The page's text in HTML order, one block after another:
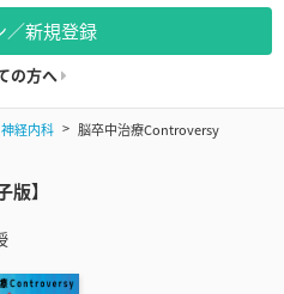
／新規登録
の方へ
神経内科 脳卒中治療Controversy
】